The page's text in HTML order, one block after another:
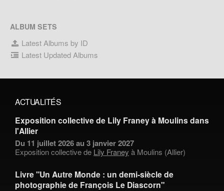
ALBUM SETS
Latest Albums by ID
Latest Updated Albums
ACTUALITÉS
Exposition collective de Lily Franey à Moulins dans
l'Allier
Du 11 juillet 2026 au 3 janvier 2027
Exposition collective de Lily Franey à Moulins (Allier)
Livre "Un Autre Monde : un demi-siècle de
photographie de François Le Diascorn"